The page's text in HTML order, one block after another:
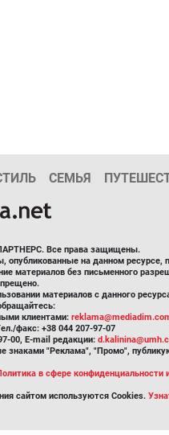
СЕМЬЯ
Все права защищены.
опубликованные на данном
материалов без письменного
материалов с данного
клиентами:
факс: +38 044 207-97-07
00, E-mail редакции:
знаками "Реклама", "Промо",
в сфере конфиденциальности
сайтом используются Cookies.